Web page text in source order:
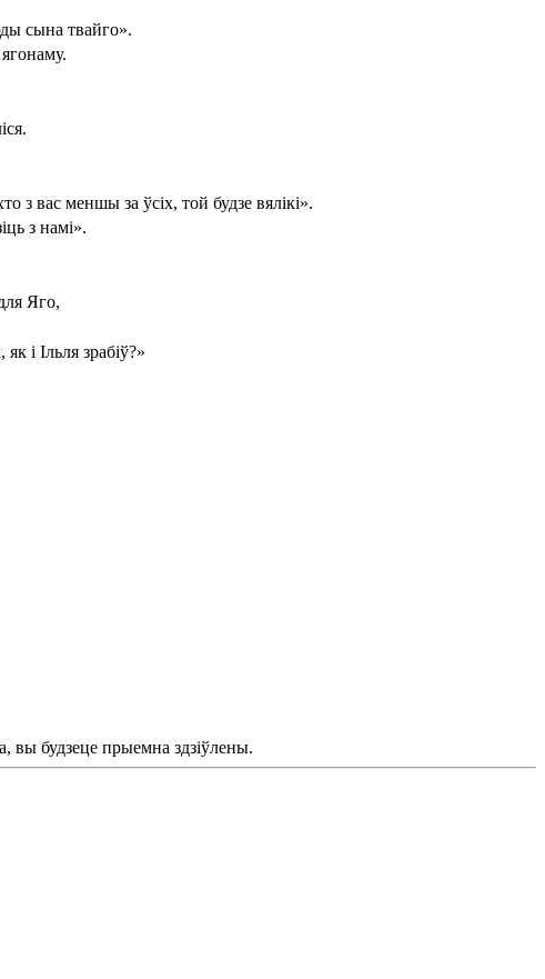
сына твайго».
вас меншы за ўсіх, той будзе вялікі».
з намі».
Яго,
і Ільля зрабіў?»
вы будзеце прыемна здзіўлены.